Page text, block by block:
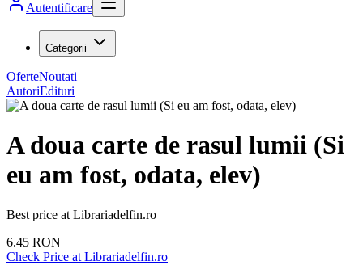
Autentificare
Categorii
OferteNoutati
AutoriEdituri
A doua carte de rasul lumii (Si
eu am fost, odata, elev)
Best price at Librariadelfin.ro
6.45 RON
Check Price at Librariadelfin.ro